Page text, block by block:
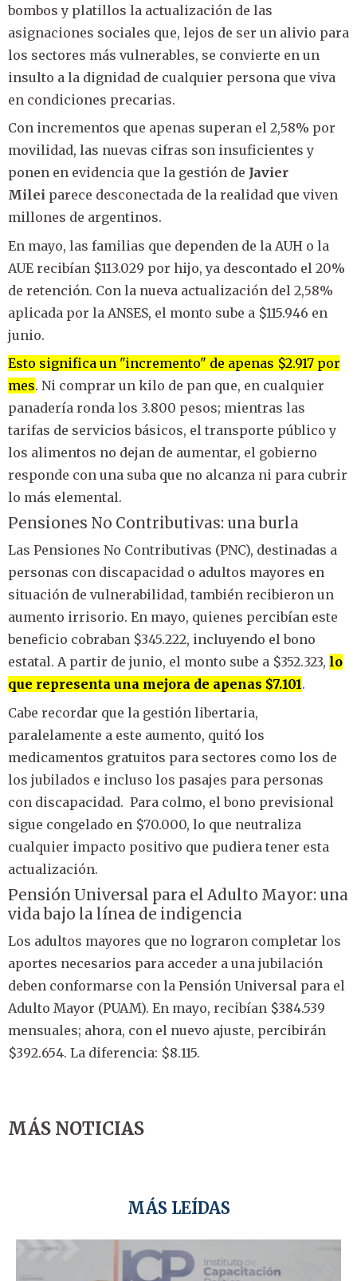
bombos y platillos la actualización de las
asignaciones sociales que, lejos de ser un alivio para
los sectores más vulnerables, se convierte en un
insulto a la dignidad de cualquier persona que viva
en condiciones precarias.
Con incrementos que apenas superan el 2,58% por
movilidad, las nuevas cifras son insuficientes y
ponen en evidencia que la gestión de Javier
Milei parece desconectada de la realidad que viven
millones de argentinos.
En mayo, las familias que dependen de la AUH o la
AUE recibían $113.029 por hijo, ya descontado el 20%
de retención. Con la nueva actualización del 2,58%
aplicada por la ANSES, el monto sube a $115.946 en
junio.
Esto significa un "incremento" de apenas $2.917 por
mes. Ni comprar un kilo de pan que, en cualquier
panadería ronda los 3.800 pesos; mientras las
tarifas de servicios básicos, el transporte público y
los alimentos no dejan de aumentar, el gobierno
responde con una suba que no alcanza ni para cubrir
lo más elemental.
Pensiones No Contributivas: una burla
Las Pensiones No Contributivas (PNC), destinadas a
personas con discapacidad o adultos mayores en
situación de vulnerabilidad, también recibieron un
aumento irrisorio. En mayo, quienes percibían este
beneficio cobraban $345.222, incluyendo el bono
estatal. A partir de junio, el monto sube a $352.323, lo
que representa una mejora de apenas $7.101.
Cabe recordar que la gestión libertaria,
paralelamente a este aumento, quitó los
medicamentos gratuitos para sectores como los de
los jubilados e incluso los pasajes para personas
con discapacidad. Para colmo, el bono previsional
sigue congelado en $70.000, lo que neutraliza
cualquier impacto positivo que pudiera tener esta
actualización.
Pensión Universal para el Adulto Mayor: una
vida bajo la línea de indigencia
Los adultos mayores que no lograron completar los
aportes necesarios para acceder a una jubilación
deben conformarse con la Pensión Universal para el
Adulto Mayor (PUAM). En mayo, recibían $384.539
mensuales; ahora, con el nuevo ajuste, percibirán
$392.654. La diferencia: $8.115.
MÁS NOTICIAS
MÁS LEÍDAS